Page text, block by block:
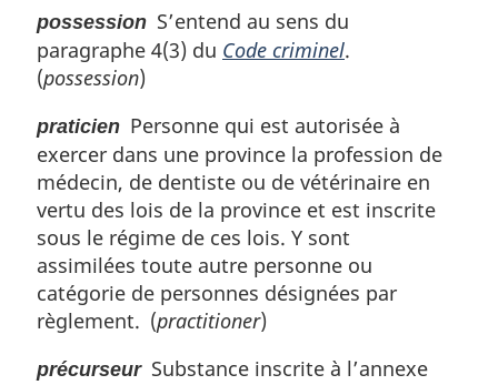
possession S’entend au sens du
paragraphe 4(3) du Code criminel.
(possession)
praticien Personne qui est autorisée à
exercer dans une province la profession de
médecin, de dentiste ou de vétérinaire en
vertu des lois de la province et est inscrite
sous le régime de ces lois. Y sont
assimilées toute autre personne ou
catégorie de personnes désignées par
règlement. (practitioner)
précurseurSubstance inscrite à l’annexe